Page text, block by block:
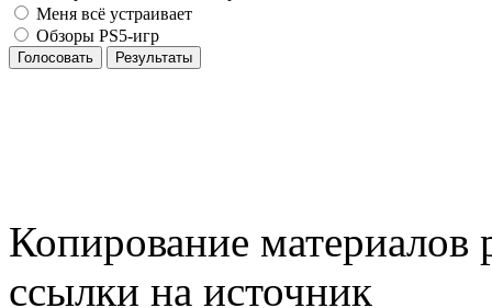
Меня всё устраивает
Обзоры PS5-игр
Голосовать Результаты
Копирование материалов
ссылки на источник